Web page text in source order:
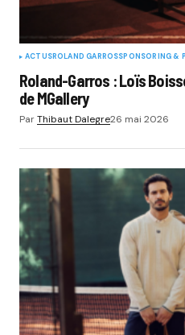
ACTUSROLAND GARROSSPONSORING &
Roland-Garros : Loïs
de MGallery
ParThibaut Dalegre26 mai 2026